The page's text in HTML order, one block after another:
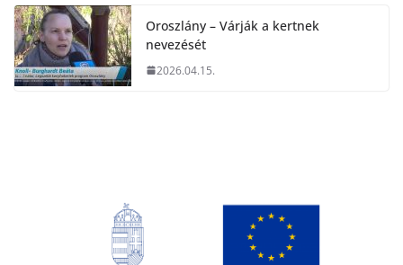
Oroszlány – Várják a kertnek
nevezését
2026.04.15.